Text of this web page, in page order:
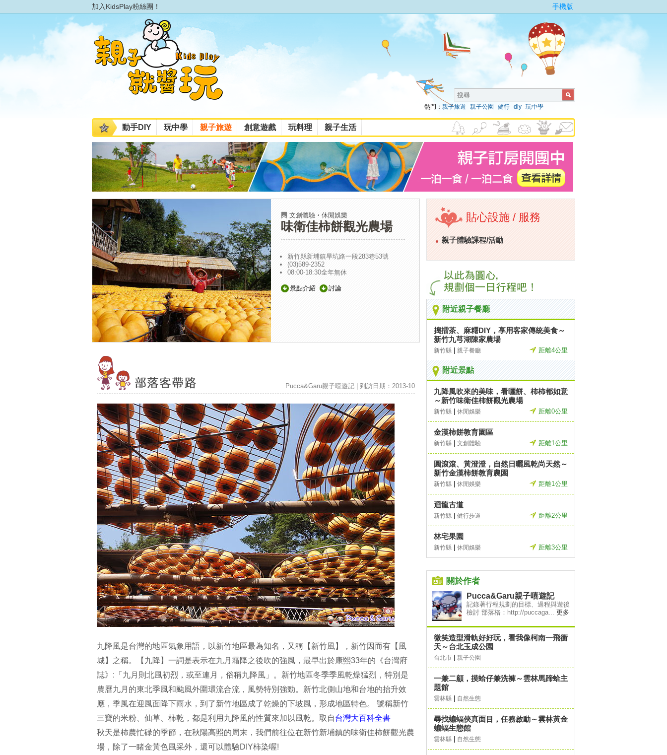
加入KidsPlay粉絲團！ 手機版
熱門： 親子旅遊 親子公園 健行 diy 玩中學
動手DIY 玩中學 親子旅遊 創意遊戲 玩料理 親子生活
文創體驗 ・ 休閒娛樂
味衛佳柿餅觀光農場
新竹縣新埔鎮旱坑路一段283巷53號
(03)589-2352
08:00-18:30全年無休
景點介紹 討論
Pucca&Garu親子嘻遊記 | 到訪日期：2013-10
九降風是台灣的地區氣象用語，以新竹地區最為知名，又稱【新竹風】，新竹因而有【風
城】之稱。【九降】一詞是表示在九月霜降之後吹的強風，最早出於康熙33年的《台灣府
誌》:「九月則北風初烈，或至連月，俗稱九降風」。新竹地區冬季季風乾燥猛烈，特別是
農曆九月的東北季風和颱風外圍環流合流，風勢特別強勁。新竹北側山地和台地的抬升效
應，季風在迎風面降下雨水，到了新竹地區成了乾燥的下坡風，形成地區特色。 號稱新竹
三寶的米粉、仙草、柿乾，都是利用九降風的性質來加以風乾。取自台灣大百科全書
秋天是柿農忙碌的季節，在秋陽高照的周末，我們前往位在新竹新埔鎮的味衛佳柿餅觀光農
場，除了一睹金黃色風采外，還可以體驗DIY柿染喔!
貼心設施 / 服務
親子體驗課程/活動
附近親子餐廳
搗擂茶、麻糬DIY，享用客家傳統美食～
新竹九芎湖陳家農場
新竹縣 親子餐廳 距離4公里
附近景點
九降風吹來的美味，看曬餅、柿柿都如意
～新竹味衛佳柿餅觀光農場
新竹縣 休閒娛樂 距離0公里
金漢柿餅教育園區
新竹縣 文創體驗 距離1公里
圓滾滾、黃澄澄，自然日曬風乾尚天然～
新竹金漢柿餅教育農園
新竹縣 休閒娛樂 距離1公里
迴龍古道
新竹縣 健行步道 距離2公里
林宅果園
新竹縣 休閒娛樂 距離3公里
關於作者
Pucca&Garu親子嘻遊記
記錄著行程規劃的目標、過程與遊後
檢討 部落格：http://puccaga... 更多
微笑造型滑軌好好玩，看我像柯南一飛衝
天～台北玉成公園
台北市 親子公園
一兼二顧，摸蛤仔兼洗褲～雲林馬蹄蛤主
題館
雲林縣 自然生態
尋找蝙蝠俠真面目，任務啟動～雲林黃金
蝙蝠生態館
雲林縣 自然生態